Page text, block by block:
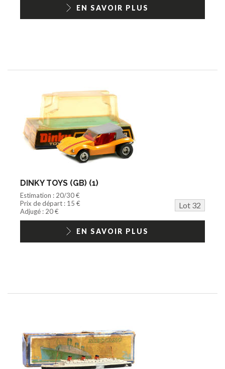
1/18ème moderneEN SAVOIR PLUS
DINKY TOYS (GB) (1)
Estimation : 20/30 €
Prix de départ : 15 €
Lot 32
Adjugé : 20 €
EN SAVOIR PLUS